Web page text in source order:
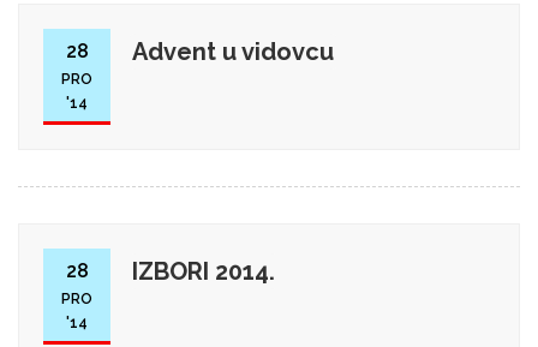
28
PRO
'14
Advent u vidovcu
28
PRO
'14
IZBORI 2014.